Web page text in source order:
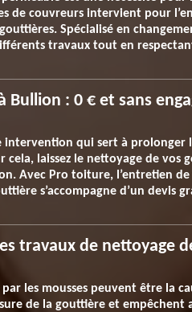
de couvreurs intervient pour
Spécialisé en
travaux tout en
Bullion : 0 € et sans
intervention qui sert à
laissez le nettoyage de vos
Avec Pro toiture, l’entretien
s’accompagne d’un devis
travaux de nettoyage
les mousses peuvent être la
de la gouttière et empêchent